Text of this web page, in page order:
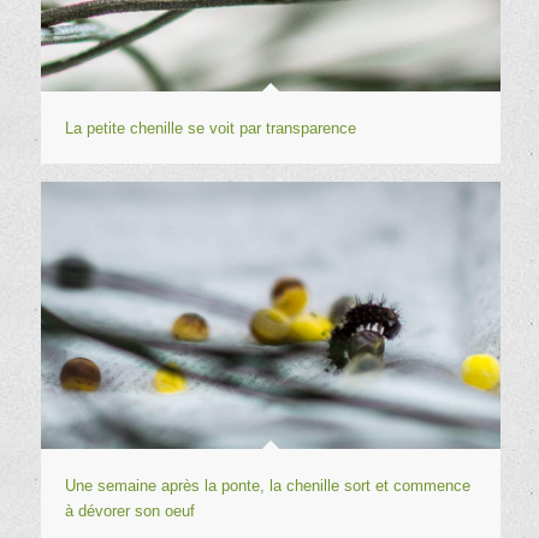
La petite chenille se voit par transparence
Une semaine après la ponte, la chenille sort et commence
à dévorer son oeuf